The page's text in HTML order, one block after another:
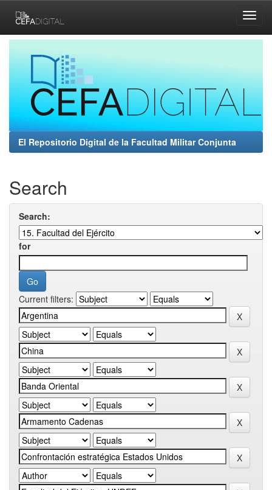
navigation
El Repositorio Digital de la Facultad Militar Conjunta
Search
Search:
for
Current filters: